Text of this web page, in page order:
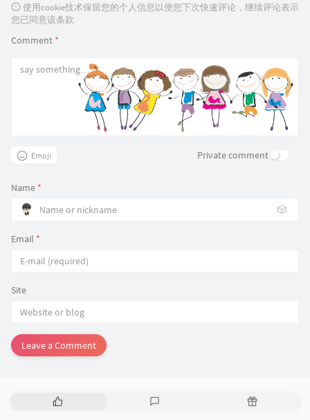
使用cookie技术保留您的个人信息以便您下次快速评论，继续评论表示
您已同意该条款
Comment *
Emoji Private comment
Name *
🎲
Email *
Site
Leave a Comment
P
R